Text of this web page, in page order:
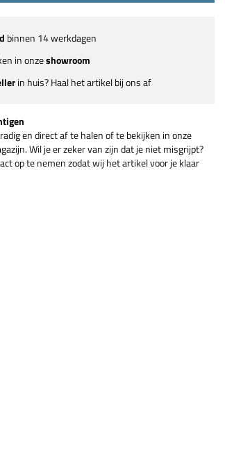
binnen 14 werkdagen
in onzeshowroom
in huis? Haal het artikel bij ons af
en direct af te halen of te bekijken in onze
Wil je er zeker van zijn dat je niet misgrijpt?
op te nemen zodat wij het artikel voor je klaar